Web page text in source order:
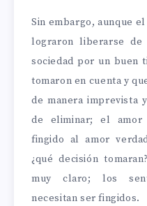
Sin embargo, aunque
lograron liberarse
sociedad por un buen
tomaron en cuenta y
de manera imprevista
de eliminar; el amor
fingido al amor
¿qué decisión
muy claro; los
necesitan ser fingidos.